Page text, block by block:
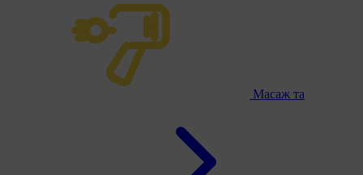
Масаж та